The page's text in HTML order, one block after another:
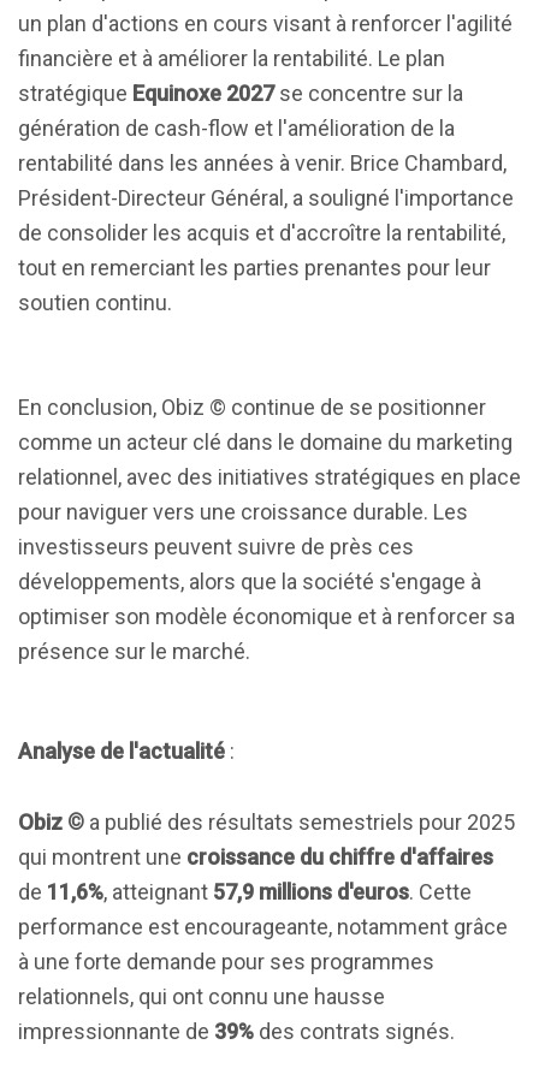
un plan d'actions en cours visant à renforcer l'agilité
financière et à améliorer la rentabilité. Le plan
stratégique Equinoxe 2027se concentre sur la
génération de cash-flow et l'amélioration de la
rentabilité dans les années à venir. Brice Chambard,
Président-Directeur Général, a souligné l'importance
de consolider les acquis et d'accroître la rentabilité,
tout en remerciant les parties prenantes pour leur
soutien continu.
En conclusion, Obiz © continue de se positionner
comme un acteur clé dans le domaine du marketing
relationnel, avec des initiatives stratégiques en place
pour naviguer vers une croissance durable. Les
investisseurs peuvent suivre de près ces
développements, alors que la société s'engage à
optimiser son modèle économique et à renforcer sa
présence sur le marché.
Analyse de l'actualité :
Obiz © a publié des résultats semestriels pour 2025
qui montrent une croissance du chiffre d'affaires
de 11,6%, atteignant 57,9 millions d'euros. Cette
performance est encourageante, notamment grâce
à une forte demande pour ses programmes
relationnels, qui ont connu une hausse
impressionnante de 39% des contrats signés.